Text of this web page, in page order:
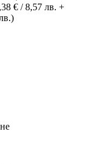
€ / 8,57 лв. +